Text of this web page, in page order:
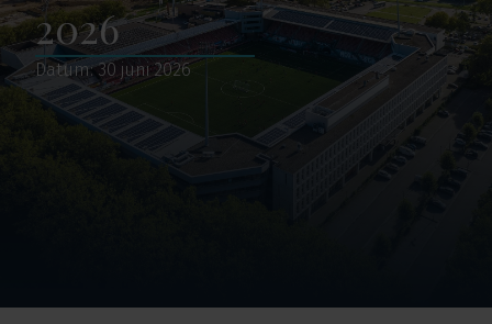
2026
Datum: 30 juni 2026